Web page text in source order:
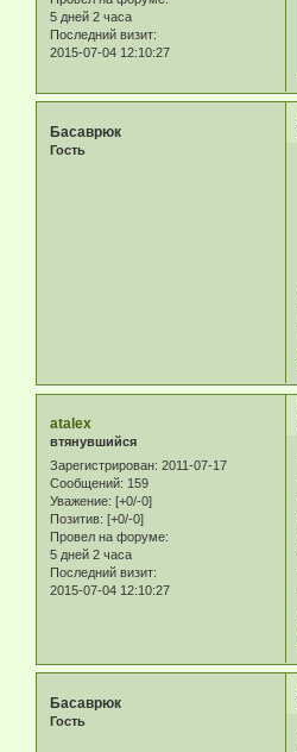
5 дней 2 часа
Последний визит:
2015-07-04 12:10:27
Басаврюк
Гость
atalex
втянувшийся
Зарегистрирован: 2011-07-17
Сообщений: 159
Уважение: [+0/-0]
Позитив: [+0/-0]
Провел на форуме:
5 дней 2 часа
Последний визит:
2015-07-04 12:10:27
Басаврюк
Гость